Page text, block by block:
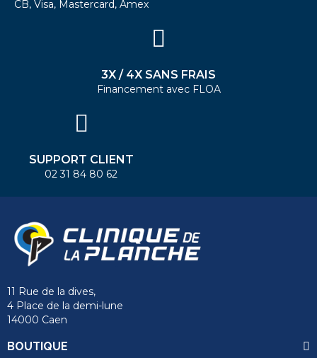
CB, Visa, Mastercard, Amex
3X / 4X SANS FRAIS
Financement avec FLOA
SUPPORT CLIENT
02 31 84 80 62
11 Rue de la dives,
4 Place de la demi-lune
14000 Caen
BOUTIQUE